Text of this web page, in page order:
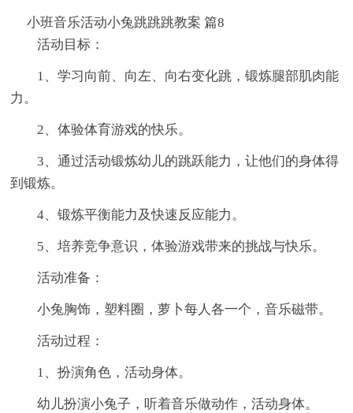
小班音乐活动小兔跳跳跳教案 篇8
活动目标：
1、学习向前、向左、向右变化跳，锻炼腿部肌肉能
力。
2、体验体育游戏的快乐。
3、通过活动锻炼幼儿的跳跃能力，让他们的身体得
到锻炼。
4、锻炼平衡能力及快速反应能力。
5、培养竞争意识，体验游戏带来的挑战与快乐。
活动准备：
小兔胸饰，塑料圈，萝卜每人各一个，音乐磁带。
活动过程：
1、扮演角色，活动身体。
幼儿扮演小兔子，听着音乐做动作，活动身体。